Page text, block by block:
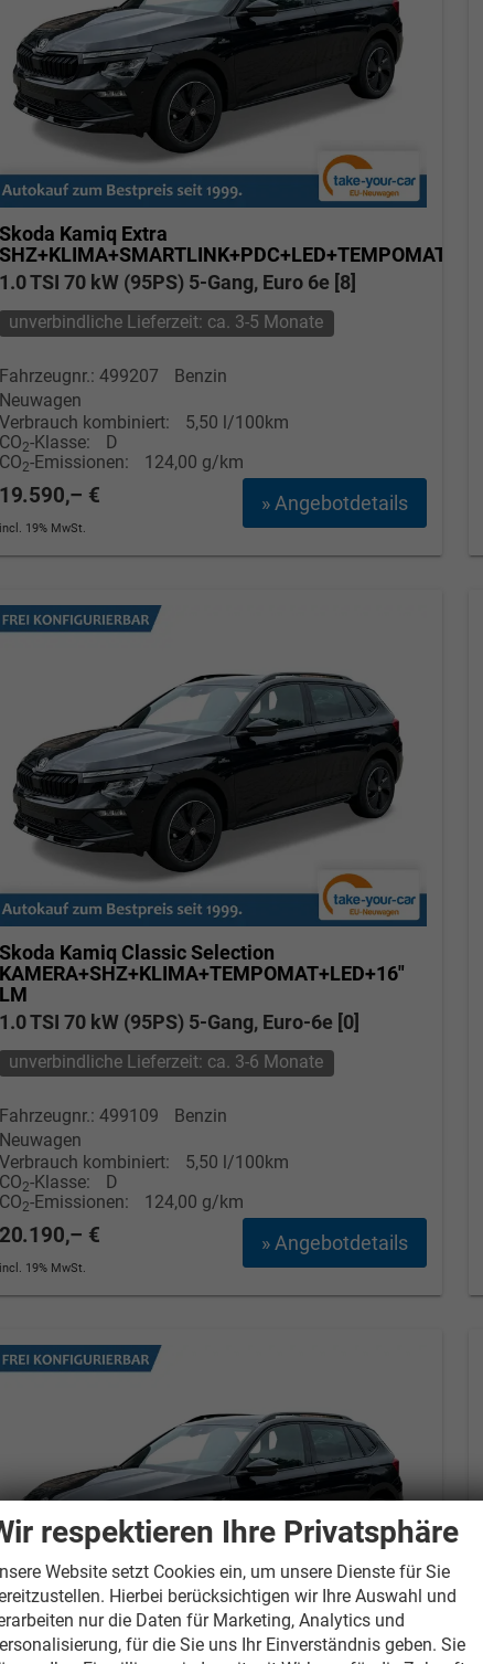
Skoda Kamiq Extra
SHZ+KLIMA+SMARTLINK+PDC+LED+TEMPOMAT
1.0 TSI 70 kW (95PS) 5-Gang, Euro 6e [8]
unverbindliche Lieferzeit: ca. 3-5 Monate
Fahrzeugnr.: 499207
Benzin
Neuwagen
Verbrauch kombiniert:
5,50 l/100km
CO2-Klasse:
D
CO2-Emissionen: 124,00 g/km
» Angebotdetails
19.590,– €
incl. 19% MwSt.
Skoda Kamiq Classic Selection
KAMERA+SHZ+KLIMA+TEMPOMAT+LED+16"
LM
1.0 TSI 70 kW (95PS) 5-Gang, Euro-6e [0]
unverbindliche Lieferzeit: ca. 3-6 Monate
Fahrzeugnr.: 499109
Benzin
Neuwagen
Verbrauch kombiniert:
5,50 l/100km
CO2-Klasse:
D
CO2-Emissionen: 124,00 g/km
» Angebotdetails
20.190,– €
incl. 19% MwSt.
respektieren Ihre Privatsphäre
Website setzt Cookies ein, um unsere Dienste für Sie
Hierbei berücksichtigen wir Ihre Auswahl und
nur die Daten für Marketing, Analytics und
für die Sie uns Ihr Einverständnis geben. Sie